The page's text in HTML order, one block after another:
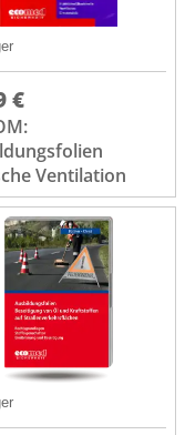
€
Ventilation